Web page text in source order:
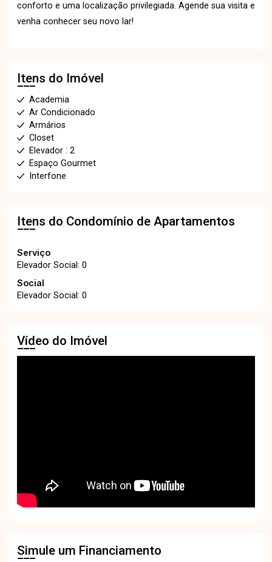
conforto e uma localização privilegiada. Agende sua visita e
venha conhecer seu novo lar!
Itens do Imóvel
Academia
Ar Condicionado
Armários
Closet
Elevador : 2
Espaço Gourmet
Interfone
Itens do Condomínio de Apartamentos
Serviço
Elevador Social: 0
Social
Elevador Social: 0
Vídeo do Imóvel
Simule um Financiamento